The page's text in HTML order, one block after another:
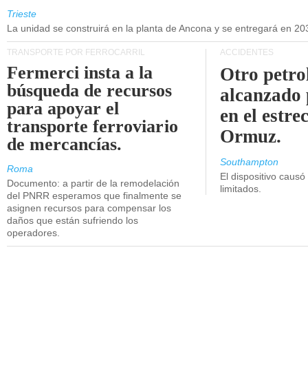
Trieste
La unidad se construirá en la planta de Ancona y se entregará en
TRANSPORTE POR FERROCARRIL
Fermerci insta a la
búsqueda de recursos
para apoyar el
transporte ferroviario
de mercancías.
Roma
Documento: a partir de la remodelación
del PNRR esperamos que finalmente se
asignen recursos para compensar los
daños que están sufriendo los
operadores.
ACCIDENTES
Otro
en el
Ormuz.
Southampton
El dispositivo
limitados.